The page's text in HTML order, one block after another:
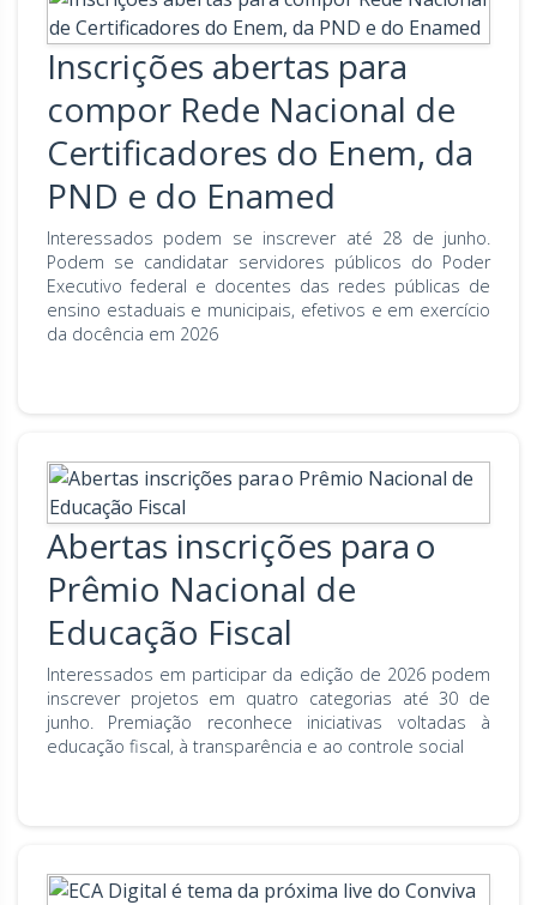
Inscrições abertas para
compor Rede Nacional de
Certificadores do Enem, da
PND e do Enamed
Interessados podem se inscrever até 28 de junho.
Podem se candidatar servidores públicos do Poder
Executivo federal e docentes das redes públicas de
ensino estaduais e municipais, efetivos e em exercício
da docência em 2026
Abertas inscrições para o
Prêmio Nacional de
Educação Fiscal
Interessados em participar da edição de 2026 podem
inscrever projetos em quatro categorias até 30 de
junho. Premiação reconhece iniciativas voltadas à
educação fiscal, à transparência e ao controle social